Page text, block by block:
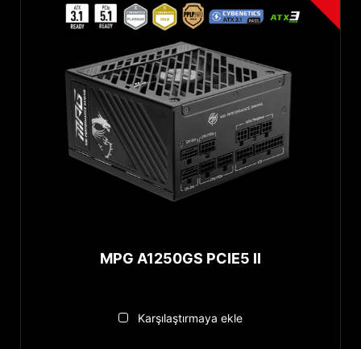
MPG A1250GS PCIE5 II
Karşılaştırmaya ekle